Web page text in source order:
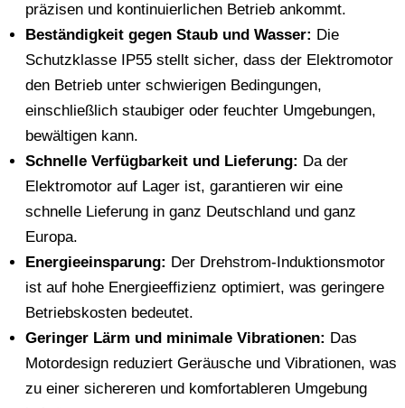
präzisen und kontinuierlichen Betrieb ankommt.
Beständigkeit gegen Staub und Wasser: Die
Schutzklasse IP55 stellt sicher, dass der Elektromotor
den Betrieb unter schwierigen Bedingungen,
einschließlich staubiger oder feuchter Umgebungen,
bewältigen kann.
Schnelle Verfügbarkeit und Lieferung: Da der
Elektromotor auf Lager ist, garantieren wir eine
schnelle Lieferung in ganz Deutschland und ganz
Europa.
Energieeinsparung: Der Drehstrom-Induktionsmotor
ist auf hohe Energieeffizienz optimiert, was geringere
Betriebskosten bedeutet.
Geringer Lärm und minimale Vibrationen: Das
Motordesign reduziert Geräusche und Vibrationen, was
zu einer sichereren und komfortableren Umgebung